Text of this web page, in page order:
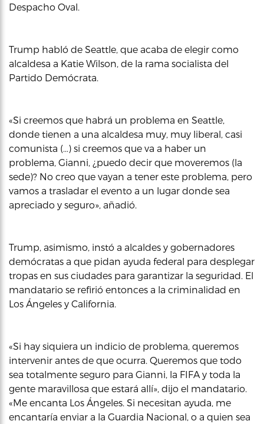
Despacho Oval.
Trump habló de Seattle, que acaba de elegir como
alcaldesa a Katie Wilson, de la rama socialista del
Partido Demócrata.
«Si creemos que habrá un problema en Seattle,
donde tienen a una alcaldesa muy, muy liberal, casi
comunista (…) si creemos que va a haber un
problema, Gianni, ¿puedo decir que moveremos (la
sede)? No creo que vayan a tener este problema, pero
vamos a trasladar el evento a un lugar donde sea
apreciado y seguro», añadió.
Trump, asimismo, instó a alcaldes y gobernadores
demócratas a que pidan ayuda federal para desplegar
tropas en sus ciudades para garantizar la seguridad. El
mandatario se refirió entonces a la criminalidad en
Los Ángeles y California.
«Si hay siquiera un indicio de problema, queremos
intervenir antes de que ocurra. Queremos que todo
sea totalmente seguro para Gianni, la FIFA y toda la
gente maravillosa que estará allí», dijo el mandatario.
«Me encanta Los Ángeles. Si necesitan ayuda, me
encantaría enviar a la Guardia Nacional, o a quien sea